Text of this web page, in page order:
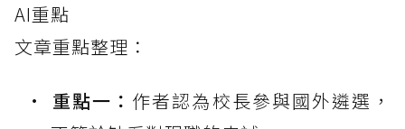
AI重點
文章重點整理：
重點一： 作者認為校長參與國外遴選，